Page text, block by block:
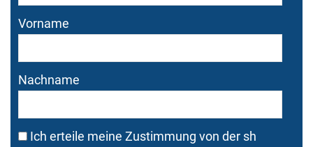
Vorname
Nachname
Ich erteile meine Zustimmung von der sh